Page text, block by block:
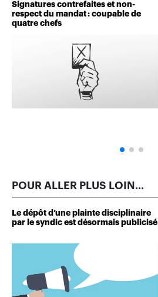
Signatures contrefaites et non-
respect du mandat : coupable de
quatre chefs
POUR ALLER PLUS LOIN...
Le dépôt d’une plainte disciplinaire
par le syndic est désormais publicisé